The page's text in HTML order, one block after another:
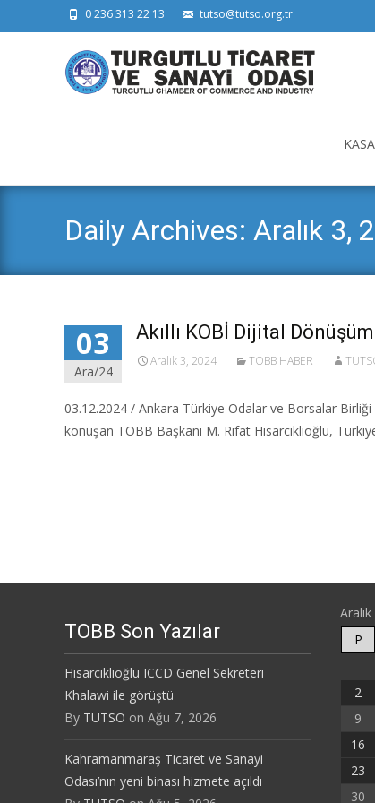
0 236 313 22 13 tutso@tutso.org.tr
Daily Archives: Aralık 3,
03
Ara/24
Akıllı KOBİ Dijital
Aralık 3, 2024 TOBB HABER
03.12.2024 / Ankara Türkiye Odalar ve Borsalar Birliği
konuşan TOBB Başkanı M. Rifat Hisarcıklıoğlu,
TOBB Son Yazılar
Hisarcıklıoğlu ICCD Genel Sekreteri
Khalawi ile görüştü
By TUTSO on Ağu 7, 2026
Kahramanmaraş Ticaret ve Sanayi
Odası’nın yeni binası hizmete açıldı
P
2
9
16
23
30